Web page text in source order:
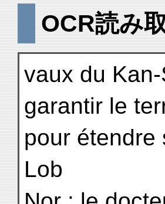
OCR読み
vaux du
garantir le
pour étendre
Lob